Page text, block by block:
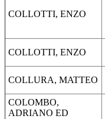
COLLOTTI, ENZO
COLLOTTI, ENZO
COLLURA, MATTEO
COLOMBO,
ADRIANO ED